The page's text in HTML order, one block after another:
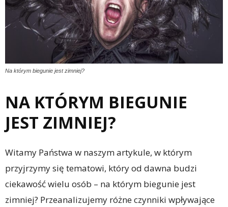
Na którym biegunie jest zimniej?
NA KTÓRYM BIEGUNIE
JEST ZIMNIEJ?
Witamy Państwa w naszym artykule, w którym
przyjrzymy się tematowi, który od dawna budzi
ciekawość wielu osób – na którym biegunie jest
zimniej? Przeanalizujemy różne czynniki wpływające